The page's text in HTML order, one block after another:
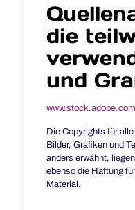
die
und
www.stock.adobe.com
Die Copyrights für
Bilder, Grafiken und
anders erwähnt,
ebenso die Haftung
Material.